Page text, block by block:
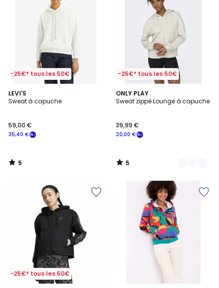
-25€* tous les 50€
LEVI'S
Sweat à capuche
35,40 €
59,00 €
5
/
5
/
-25€* tous les 50€
ONLY PLAY
Sweat zippé Lounge à capuche
20,00 €
39,99 €
5
/
2
Couleurs
5
/
-25€* tous les 50€